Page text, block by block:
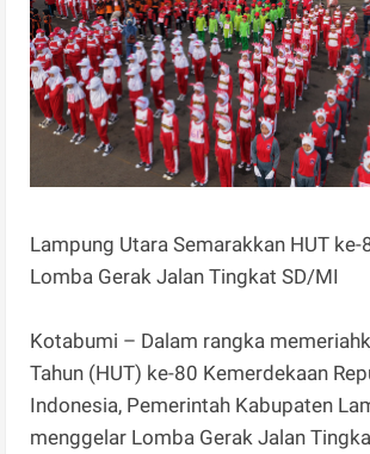
Lampung Utara Semarakkan HUT ke-
Lomba Gerak Jalan Tingkat SD/MI
Kotabumi – Dalam rangka
Tahun (HUT) ke-80 Kemerdekaan
Indonesia, Pemerintah Kabupaten
menggelar Lomba Gerak Jalan